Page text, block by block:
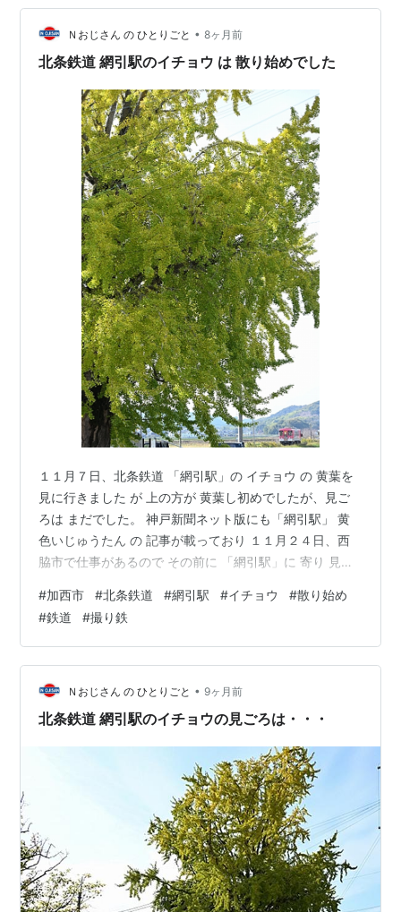
Ｎおじさん の ひとりごと • 8ヶ月前
北条鉄道 網引駅のイチョウ は 散り始めでした
１１月７日、北条鉄道 「網引駅」の イチョウ の 黄葉を
見に行きました が 上の方が 黄葉し初めでしたが、見ご
ろは まだでした。 神戸新聞ネット版にも「網引駅」 黄
色いじゅうたん の 記事が載っており １１月２４日、西
脇市で仕事があるので その前に 「網引駅」に 寄り 見て
上り 粟生駅行き フラワ２０００ー３号 と イチョウ 上部
は イチョウの葉が落ちてます。 イチョウ と 上り 粟生駅
行き フラワ２０００ー３号の動画を撮りました。
www.youtube.com ご訪問有難うございます。 皆さまの
「☆：スター」クリック を 励みに 毎…
#加西市 #北条鉄道 #網引駅 #イチョウ #散り始め
#鉄道 #撮り鉄
Ｎおじさん の ひとりごと • 9ヶ月前
北条鉄道 網引駅のイチョウの見ごろは・・・